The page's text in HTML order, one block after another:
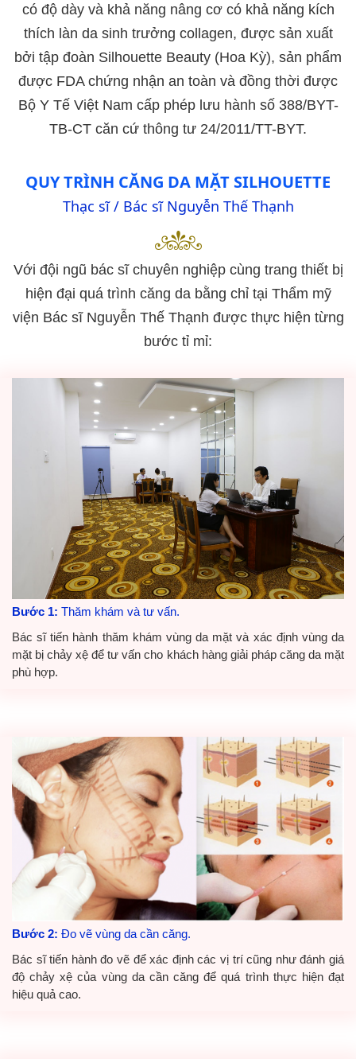
có độ dày và khả năng nâng cơ có khả năng kích
thích làn da sinh trưởng collagen, được sản xuất
bởi tập đoàn Silhouette Beauty (Hoa Kỳ), sản phẩm
được FDA chứng nhận an toàn và đồng thời được
Bộ Y Tế Việt Nam cấp phép lưu hành số 388/BYT-
TB-CT căn cứ thông tư 24/2011/TT-BYT.
QUY TRÌNH CĂNG DA MẶT SILHOUETTE
Thạc sĩ / Bác sĩ Nguyễn Thế Thạnh
Với đội ngũ bác sĩ chuyên nghiệp cùng trang thiết bị
hiện đại quá trình căng da bằng chỉ tại Thẩm mỹ
viện Bác sĩ Nguyễn Thế Thạnh được thực hiện từng
bước tỉ mỉ:
Bước 1: Thăm khám và tư vấn.
Bác sĩ tiến hành thăm khám vùng da mặt và xác định vùng da
mặt bị chảy xệ để tư vấn cho khách hàng giải pháp căng da mặt
phù hợp.
Bước 2: Đo vẽ vùng da cần căng.
Bác sĩ tiến hành đo vẽ để xác định các vị trí cũng như đánh giá
độ chảy xệ của vùng da cần căng để quá trình thực hiện đạt
hiệu quả cao.